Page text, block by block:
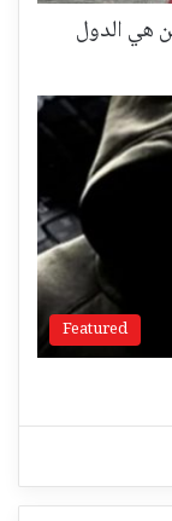
هي الدول
Featured